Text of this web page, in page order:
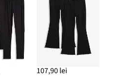
107,90 lei